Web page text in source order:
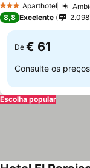
3 EstrelasAparthotel
8,8 Excelente 2.098
De € 61
Consulte os
Escolha popular